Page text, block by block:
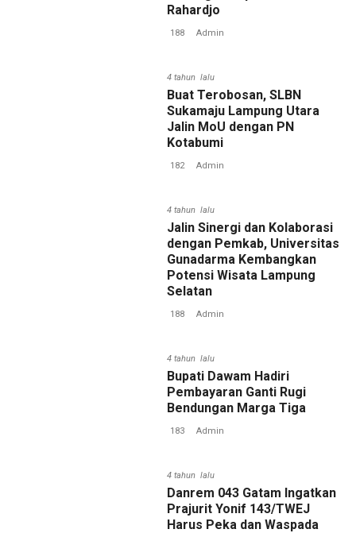
Rahardjo
188 Admin
4 tahun lalu
Buat Terobosan, SLBN
Sukamaju Lampung Utara
Jalin MoU dengan PN
Kotabumi
182 Admin
4 tahun lalu
Jalin Sinergi dan Kolaborasi
dengan Pemkab, Universitas
Gunadarma Kembangkan
Potensi Wisata Lampung
Selatan
188 Admin
4 tahun lalu
Bupati Dawam Hadiri
Pembayaran Ganti Rugi
Bendungan Marga Tiga
183 Admin
4 tahun lalu
Danrem 043 Gatam Ingatkan
Prajurit Yonif 143/TWEJ
Harus Peka dan Waspada